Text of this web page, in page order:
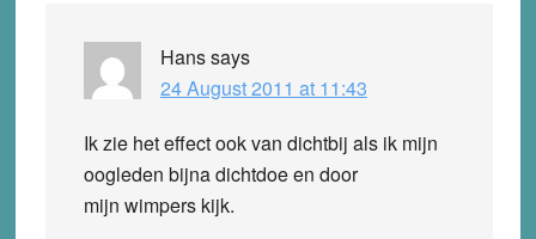
Hanssays
24 August 2011 at 11:43
Ik zie het effect ook van dichtbij als ik mijn
oogleden bijna dichtdoe en door
mijn wimpers kijk.